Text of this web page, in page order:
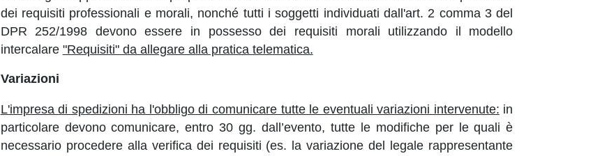
dei requisiti professionali e morali, nonché tutti i soggetti individuati dall'art. 2 comma 3 del
DPR 252/1998 devono essere in possesso dei requisiti morali utilizzando il modello
intercalare "Requisiti" da allegare alla pratica telematica.
Variazioni
L'impresa di spedizioni ha l'obbligo di comunicare tutte le eventuali variazioni intervenute: in
particolare devono comunicare, entro 30 gg. dall’evento, tutte le modifiche per le quali è
necessario procedere alla verifica dei requisiti (es. la variazione del legale rappresentante